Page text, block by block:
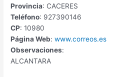
Provincia: CACERES
Teléfono: 927390146
CP: 10980
Página Web: www.correos.es
Observaciones:
ALCANTARA